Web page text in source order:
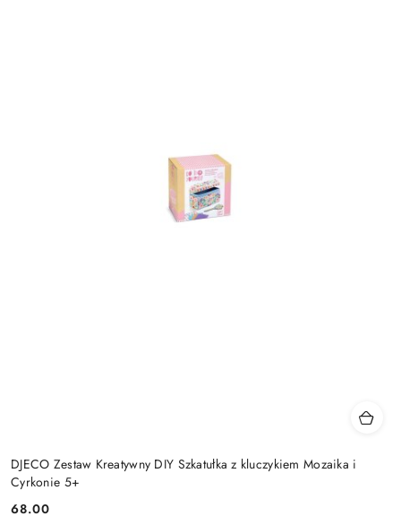
DJECO Zestaw Kreatywny DIY Szkatułka z kluczykiem Mozaika i
Cyrkonie 5+
68.00